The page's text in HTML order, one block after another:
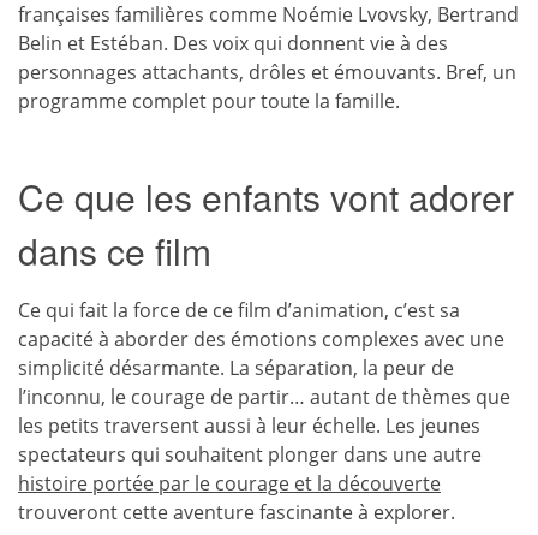
françaises familières comme Noémie Lvovsky, Bertrand
Belin et Estéban. Des voix qui donnent vie à des
personnages attachants, drôles et émouvants. Bref, un
programme complet pour toute la famille.
Ce que les enfants vont adorer
dans ce film
Ce qui fait la force de ce film d’animation, c’est sa
capacité à aborder des émotions complexes avec une
simplicité désarmante. La séparation, la peur de
l’inconnu, le courage de partir… autant de thèmes que
les petits traversent aussi à leur échelle. Les jeunes
spectateurs qui souhaitent plonger dans une autre
histoire portée par le courage et la découverte
trouveront cette aventure fascinante à explorer.